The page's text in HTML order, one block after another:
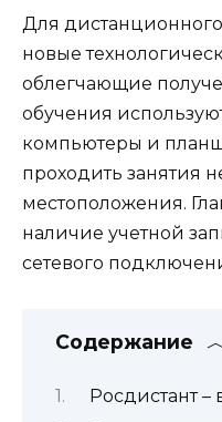
Для
новые
облегчающие
обучения
компьютеры и
проходить занятия
местоположения.
наличие учетной
сетевого
Содержание
Росдистант